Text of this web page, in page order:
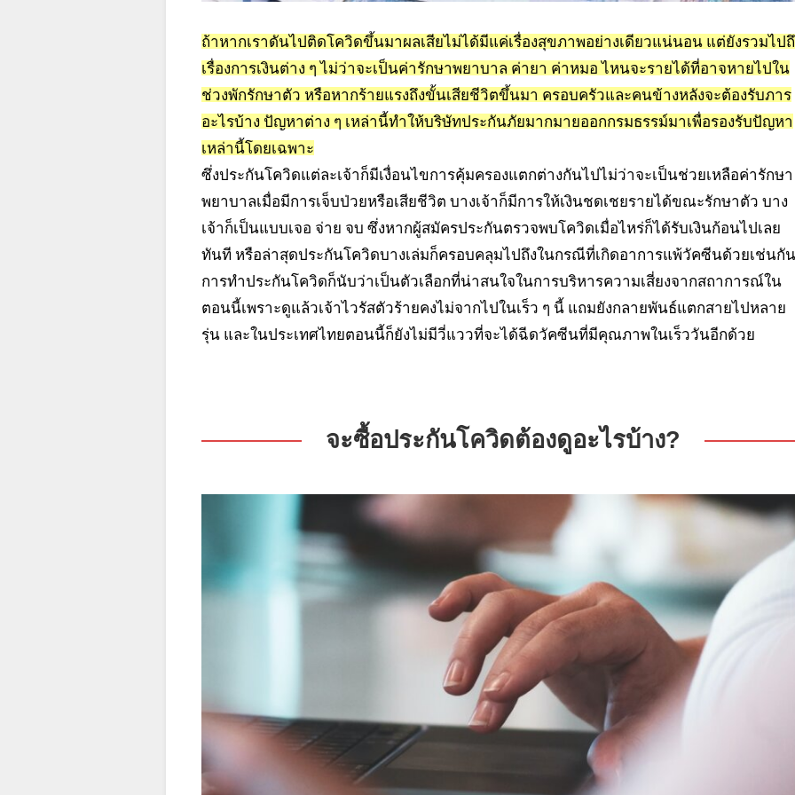
ถ้าหากเราดันไปติดโควิดขึ้นมาผลเสียไม่ได้มีแค่เรื่องสุขภาพอย่างเดียวแน่นอน แต่ยังรวมไป
เรื่องการเงินต่าง ๆ ไม่ว่าจะเป็นค่ารักษาพยาบาล ค่ายา ค่าหมอ ไหนจะรายได้ที่อาจหายไปใน
ช่วงพักรักษาตัว หรือหากร้ายแรงถึงขั้นเสียชีวิตขึ้นมา ครอบครัวและคนข้างหลังจะต้องรับภาร
อะไรบ้าง ปัญหาต่าง ๆ เหล่านี้ทำให้บริษัทประกันภัยมากมายออกกรมธรรม์มาเพื่อรองรับปัญหา
เหล่านี้โดยเฉพาะ
ซึ่งประกันโควิดแต่ละเจ้าก็มีเงื่อนไขการคุ้มครองแตกต่างกันไปไม่ว่าจะเป็นช่วยเหลือค่ารักษา
พยาบาลเมื่อมีการเจ็บป่วยหรือเสียชีวิต บางเจ้าก็มีการให้เงินชดเชยรายได้ขณะรักษาตัว บาง
เจ้าก็เป็นแบบเจอ จ่าย จบ ซึ่งหากผู้สมัครประกันตรวจพบโควิดเมื่อไหร่ก็ได้รับเงินก้อนไปเลย
ทันที หรือล่าสุดประกันโควิดบางเล่มก็ครอบคลุมไปถึงในกรณีที่เกิดอาการแพ้วัคซีนด้วยเช่นกั
การทำประกันโควิดก็นับว่าเป็นตัวเลือกที่น่าสนใจในการบริหารความเสี่ยงจากสถาการณ์ใน
ตอนนี้เพราะดูแล้วเจ้าไวรัสตัวร้ายคงไม่จากไปในเร็ว ๆ นี้ แถมยังกลายพันธ์แตกสายไปหลาย
รุ่น และในประเทศไทยตอนนี้ก็ยังไม่มีวี่แววที่จะได้ฉีดวัคซีนที่มีคุณภาพในเร็ววันอีกด้วย
จะซื้อประกันโควิดต้องดูอะไรบ้าง?